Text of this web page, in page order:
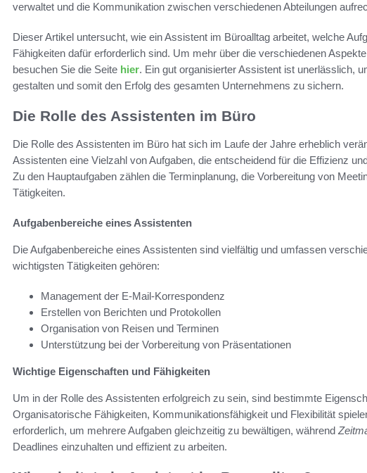
verwaltet und die Kommunikation zwischen verschiedenen Abteilungen
Dieser Artikel untersucht, wie ein Assistent im Büroalltag arbeitet, welche
Fähigkeiten dafür erforderlich sind. Um mehr über die verschiedenen
besuchen Sie die Seite hier. Ein gut organisierter Assistent ist unerlässlich,
gestalten und somit den Erfolg des gesamten Unternehmens zu sichern.
Die Rolle des Assistenten im Büro
Die Rolle des Assistenten im Büro hat sich im Laufe der Jahre erheblich
Assistenten eine Vielzahl von Aufgaben, die entscheidend für die Effizienz
Zu den Hauptaufgaben zählen die Terminplanung, die Vorbereitung von
Tätigkeiten.
Aufgabenbereiche eines Assistenten
Die Aufgabenbereiche eines Assistenten sind vielfältig und umfassen
wichtigsten Tätigkeiten gehören:
Management der E-Mail-Korrespondenz
Erstellen von Berichten und Protokollen
Organisation von Reisen und Terminen
Unterstützung bei der Vorbereitung von Präsentationen
Wichtige Eigenschaften und Fähigkeiten
Um in der Rolle des Assistenten erfolgreich zu sein, sind bestimmte
Organisatorische Fähigkeiten, Kommunikationsfähigkeit und Flexibilität
erforderlich, um mehrere Aufgaben gleichzeitig zu bewältigen, während
Deadlines einzuhalten und effizient zu arbeiten.